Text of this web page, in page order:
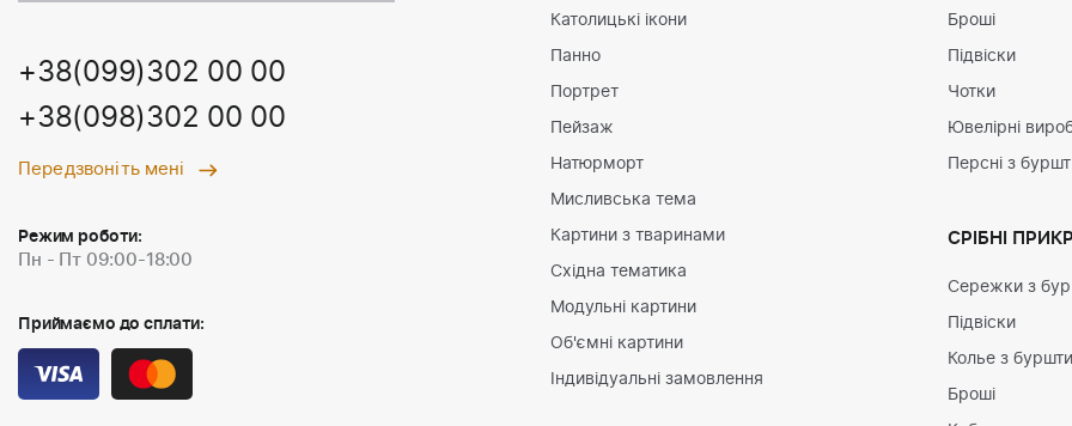
+38(099)302 00 00
+38(098)302 00 00
Передзвоніть мені
Режим роботи:
Пн - Пт 09:00-18:00
Приймаємо до сплати:
Католицькі ікони
Панно
Портрет
Пейзаж
Натюрморт
Мисливська тема
Картини з тваринами
Східна тематика
Модульні картини
Об'ємні картини
Індивідуальні замовлення
Броші
Підвіски
Чотки
Ювелірні
Персні з
СРІБНІ
Сережки з
Підвіски
Колье з
Броші